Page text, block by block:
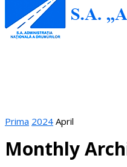
Prima 2024 April
Monthly